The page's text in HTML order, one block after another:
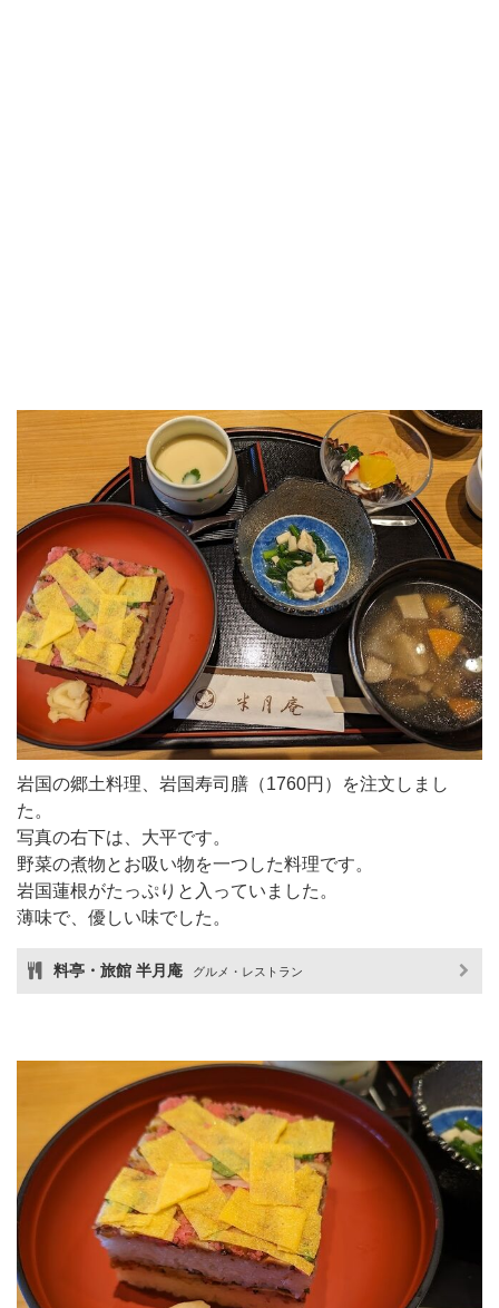
岩国の郷土料理、岩国寿司膳（1760円）を注文しまし
た。
写真の右下は、大平です。
野菜の煮物とお吸い物を一つした料理です。
岩国蓮根がたっぷりと入っていました。
薄味で、優しい味でした。
料亭・旅館 半月庵 グルメ・レストラン